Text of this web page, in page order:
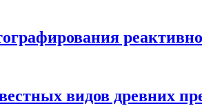
видов древних